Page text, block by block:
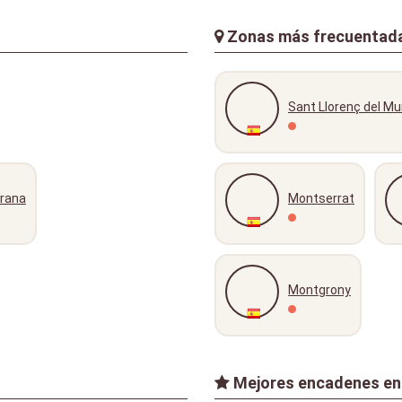
Zonas más
Sant Llorenç del
Montserrat
Montgrony
Mejores encadenes